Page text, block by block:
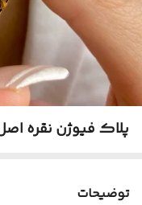
پلاک فیوژن نقره
توضیحات